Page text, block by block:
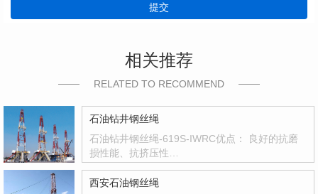
提交
相关推荐
RELATED TO RECOMMEND
石油钻井钢丝绳
石油钻井钢丝绳-619S-IWRC优点： 良好的抗磨
损性能、抗挤压性…
西安石油钢丝绳